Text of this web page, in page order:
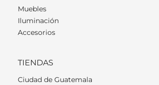
Muebles
Iluminación
Accesorios
TIENDAS
Ciudad de Guatemala